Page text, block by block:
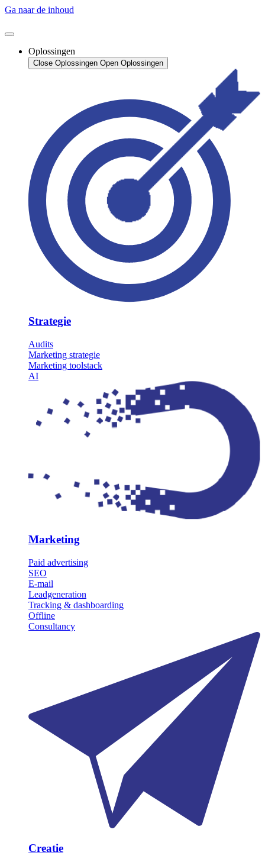
Ga naar de inhoud
Oplossingen
Close Oplossingen Open Oplossingen
Strategie
Audits
Marketing strategie
Marketing toolstack
AI
Marketing
Paid advertising
SEO
E-mail
Leadgeneration
Tracking & dashboarding
Offline
Consultancy
Creatie